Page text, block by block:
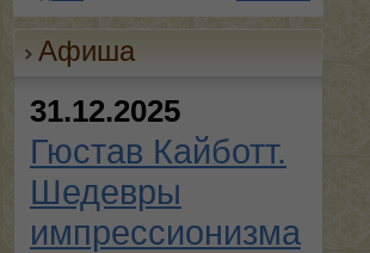
Афиша
31.12.2025
Гюстав Кайботт.
Шедевры
импрессионизма